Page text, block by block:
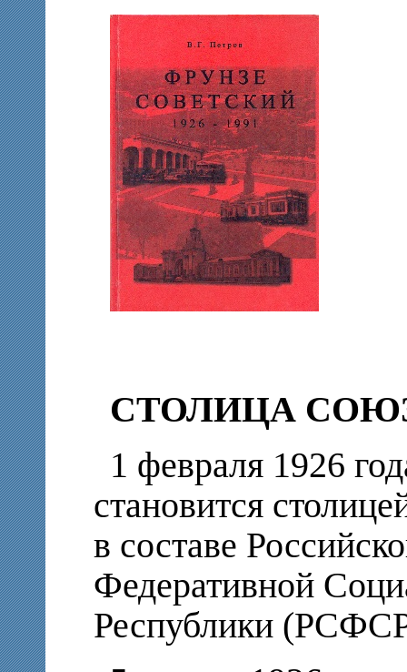
СТОЛИЦА
1 февраля 1926
становится
в составе
Федеративной
Республики